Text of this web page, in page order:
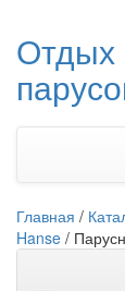
Отдых
Главная /
Hanse /